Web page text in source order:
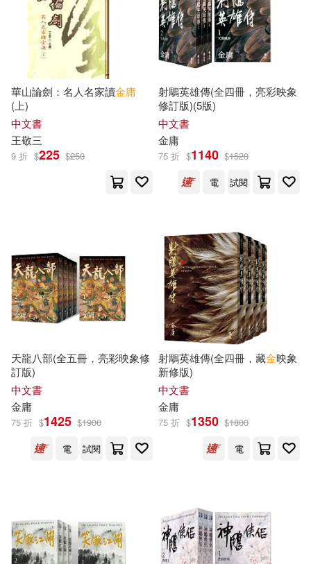
華山論劍：名人名家讀金庸
(上)
中文書
王敬三
9 折 $225 $250
射鵰英雄傳(全四冊，亮彩映象
修訂版)(5版)
中文書
金庸
75 折 $1140 $1520
電
試閱
天龍八部(全五冊，亮彩映象修
訂版)
中文書
金庸
75 折 $1425 $1900
電
試閱
射鵰英雄傳(全四冊，藏金映象
新修版)
中文書
金庸
75 折 $1350 $1800
電